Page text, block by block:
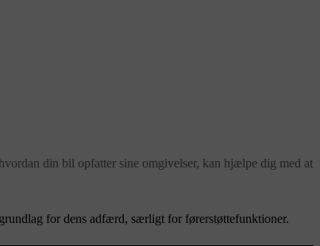
din bil opfatter sine omgivelser, kan hjælpe dig med at
for dens adfærd, særligt for førerstøttefunktioner.